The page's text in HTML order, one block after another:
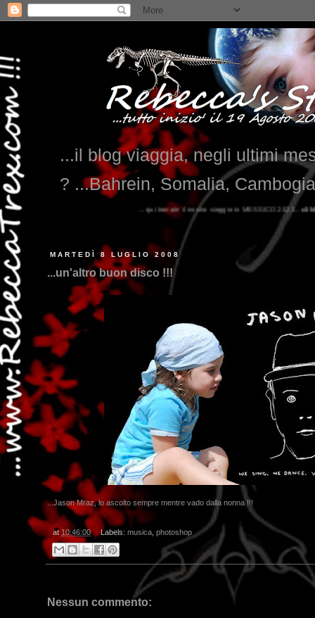
...il blog viaggia, negli ultimi
? ...Bahrein, Somalia,
...qui trovate il nostro viaggio in MESSICO 2023...clikka qui !!!
MARTEDÌ 8 LUGLIO 2008
...un'altro buon disco !!!
...Jason Mraz, lo ascolto sempre mentre vado dalla nonna !!!
at 10:46:00 Labels: musica, photoshop
Nessun commento: